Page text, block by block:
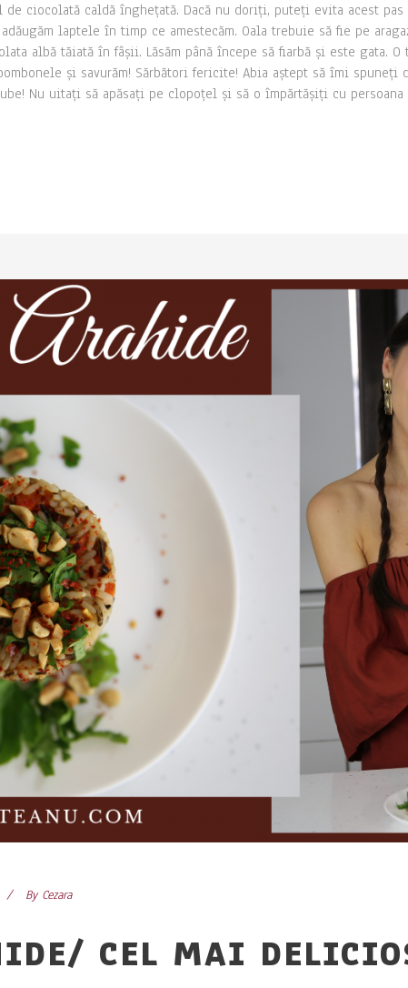
ciocolată caldă înghețată. Dacă nu doriți, puteți evita acest
laptele în timp ce amestecăm. Oala trebuie să fie pe
albă tăiată în fâșii. Lăsăm până începe să fiarbă și este gata. O
și savurăm! Sărbători fericite! Abia aștept să îmi spuneți
Nu uitați să apăsați pe clopoțel și să o împărtășiți cu persoana
By Cezara
CEL MAI